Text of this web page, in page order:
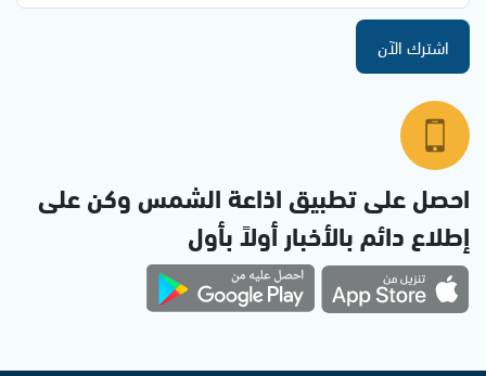
اشترك الآن
احصل على تطبيق اذاعة الشمس وكن على
إطلاع دائم بالأخبار أولاً بأول